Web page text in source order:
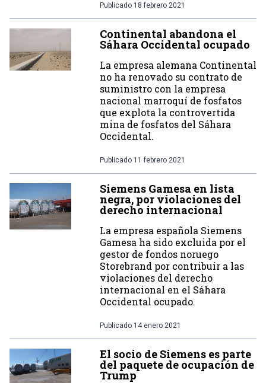
Publicado 18 febrero 2021
Continental abandona el
Sáhara Occidental ocupado
La empresa alemana Continental
no ha renovado su contrato de
suministro con la empresa
nacional marroquí de fosfatos
que explota la controvertida
mina de fosfatos del Sáhara
Occidental.
Publicado 11 febrero 2021
Siemens Gamesa en lista
negra, por violaciones del
derecho internacional
La empresa española Siemens
Gamesa ha sido excluida por el
gestor de fondos noruego
Storebrand por contribuir a las
violaciones del derecho
internacional en el Sáhara
Occidental ocupado.
Publicado 14 enero 2021
El socio de Siemens es parte
del paquete de ocupación de
Trump